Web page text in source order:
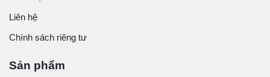
Liên hệ
Chính sách riêng tư
Sản phẩm